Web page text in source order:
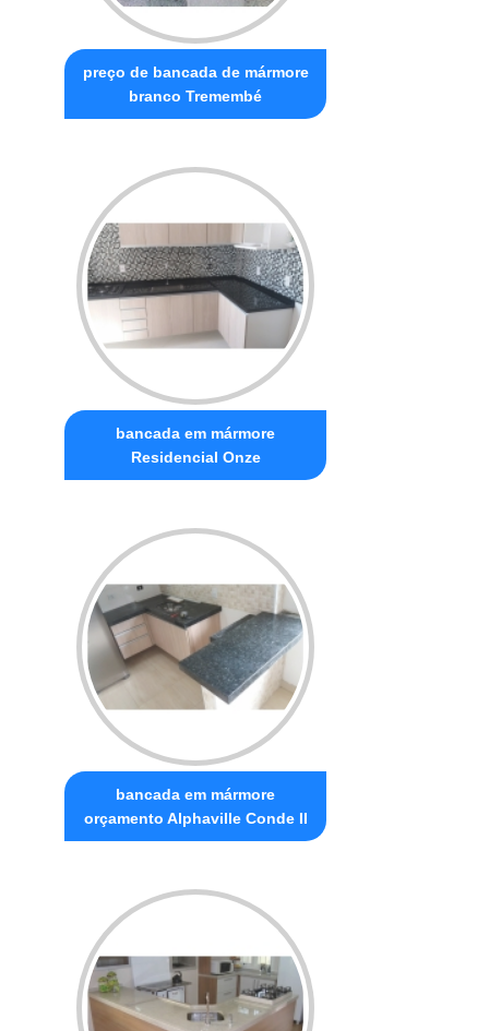
preço de bancada de mármore
branco Tremembé
bancada em mármore
Residencial Onze
bancada em mármore
orçamento Alphaville Conde II